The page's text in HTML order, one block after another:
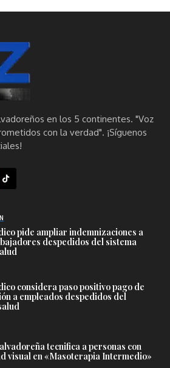
en los 5 continentes. "Voz
con la verdad". ¡Síguenos
pide ampliar indemnizaciones a
despedidos del sistema
considera paso positivo pago de
a empleados despedidos del
tecnifica a personas con
visual en «Masoterapia Intermedio»